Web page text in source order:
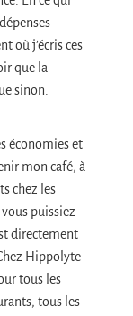
où j’écris ces
que la
sinon.
économies et
mon café, à
chez les
puissiez
directement
Hippolyte
tous les
tous les